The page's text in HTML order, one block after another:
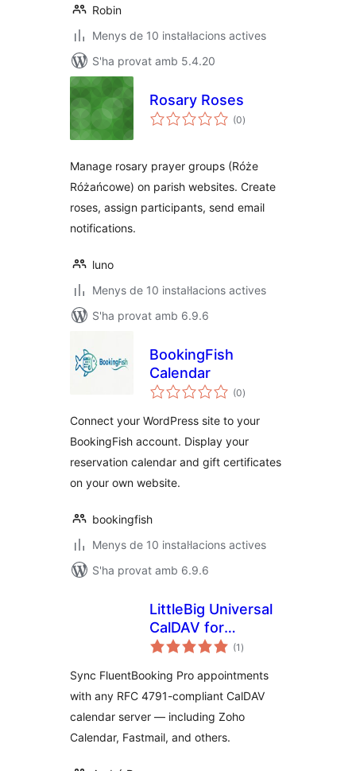
Robin
Menys de 10 instal·lacions actives
S'ha provat amb 5.4.20
Rosary Roses
(0puntuacions
totals
)
Manage rosary prayer groups (Róże
Różańcowe) on parish websites. Create
roses, assign participants, send email
notifications.
luno
Menys de 10 instal·lacions actives
S'ha provat amb 6.9.6
BookingFish
Calendar
(0puntuacions
totals
)
Connect your WordPress site to your
BookingFish account. Display your
reservation calendar and gift certificates
on your own website.
bookingfish
Menys de 10 instal·lacions actives
S'ha provat amb 6.9.6
LittleBig Universal
CalDAV for
FluentBooking
(1 puntuacions
totals
)
Sync FluentBooking Pro appointments
with any RFC 4791-compliant CalDAV
calendar server — including Zoho
Calendar, Fastmail, and others.